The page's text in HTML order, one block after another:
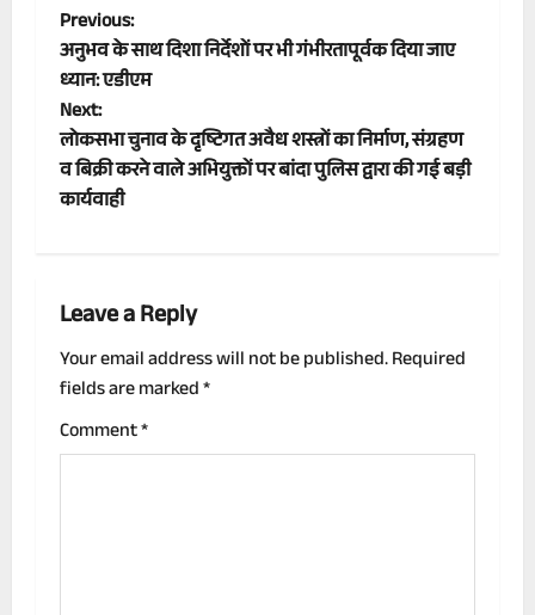
P
o
s
t
v
i
g
Previous:
अनुभव के साथ दिशा निर्देशों पर भी गंभीरतापूर्वक दिया जाए
ध्यान: एडीएम
Next:
लोकसभा चुनाव के दृष्टिगत अवैध शस्त्रों का निर्माण, संग्रहण
व बिक्री करने वाले अभियुक्तों पर बांदा पुलिस द्वारा की गई बड़ी
कार्यवाही
Leave a Reply
Your email address will not be published.Required
fields are marked*
Comment*